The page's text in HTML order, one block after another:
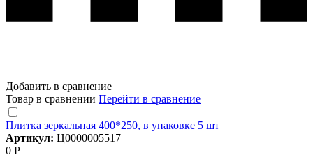
Добавить в сравнение
Товар в сравнении Перейти в сравнение
Плитка зеркальная 400*250, в упаковке 5 шт
Артикул: Ц0000005517
0 Р